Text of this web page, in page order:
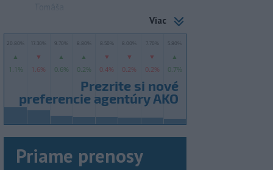
Tomáša
Viac
Priame prenosy